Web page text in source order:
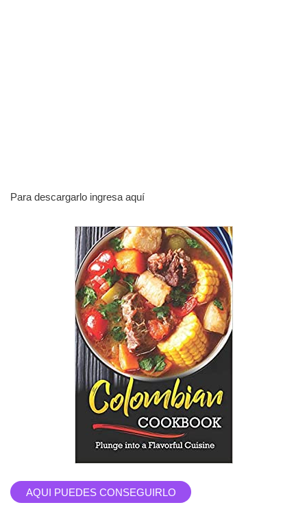
Para descargarlo ingresa aquí
AQUI PUEDES CONSEGUIRLO